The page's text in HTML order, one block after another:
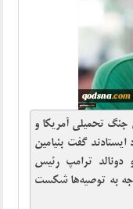
جنگ تحمیلی آمریکا و
گفت بنیامین
دونالد ترامپ رئیس
به توصیه‌ها شکست